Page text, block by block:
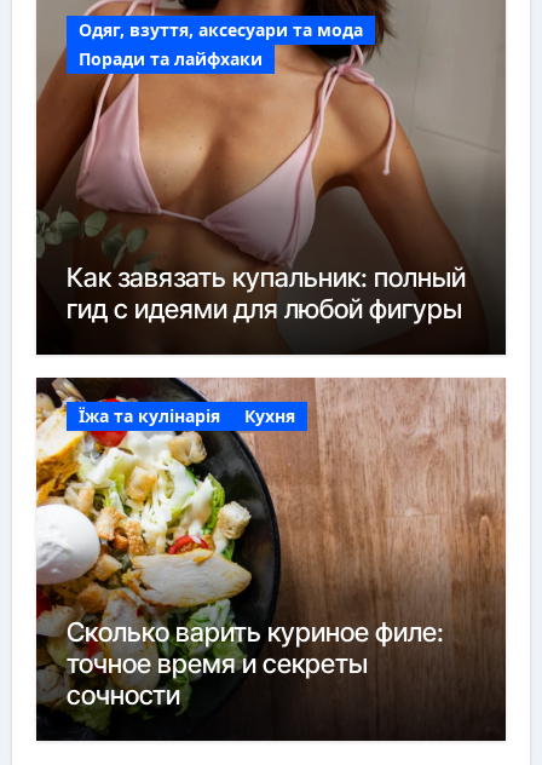
Одяг, взуття, аксесуари та мода
Поради та лайфхаки
Как завязать купальник: полный
гид с идеями для любой фигуры
Їжа та кулінарія Кухня
Сколько варить куриное филе:
точное время и секреты
сочности